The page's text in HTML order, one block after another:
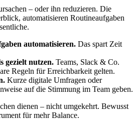
– oder ihn reduzieren. Die
automatisieren Routineaufgaben
automatisieren. Das spart Zeit
gezielt nutzen. Teams, Slack & Co.
Regeln für Erreichbarkeit gelten.
Kurze digitale Umfragen oder
auf die Stimmung im Team geben.
dienen – nicht umgekehrt. Bewusst
für mehr Balance.